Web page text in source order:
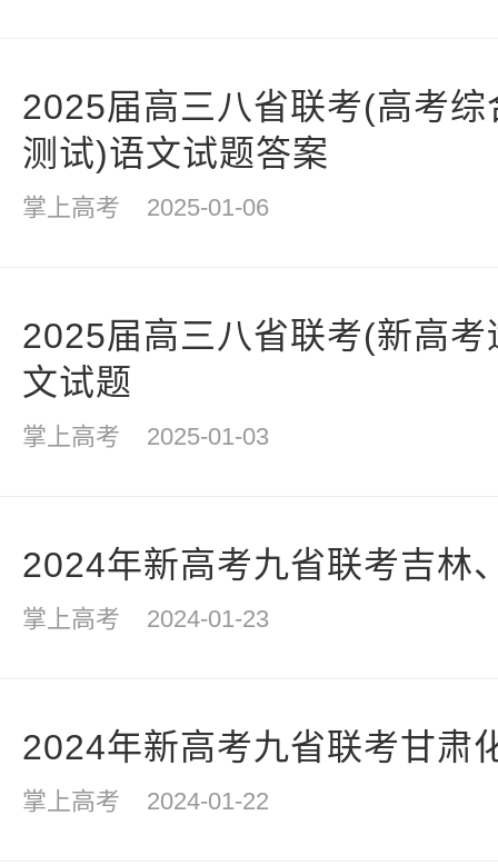
2025届高三八省联考(高考
测试)语文试题答案
掌上高考 2025-01-06
2025届高三八省联考(新高
文试题
掌上高考 2025-01-03
2024年新高考九省联考吉林
掌上高考 2024-01-23
2024年新高考九省联考甘肃
掌上高考 2024-01-22